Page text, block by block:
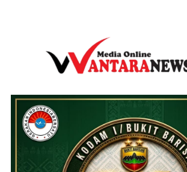
wantaranews.com